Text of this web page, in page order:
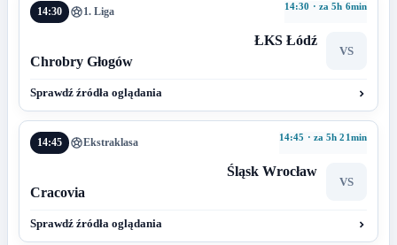
14:30 1. Liga 14:30 · za 5h 6min
ŁKS Łódź
VS
Chrobry Głogów
Sprawdź źródła oglądania
14:45 Ekstraklasa 14:45 · za 5h 21min
Śląsk Wrocław
VS
Cracovia
Sprawdź źródła oglądania